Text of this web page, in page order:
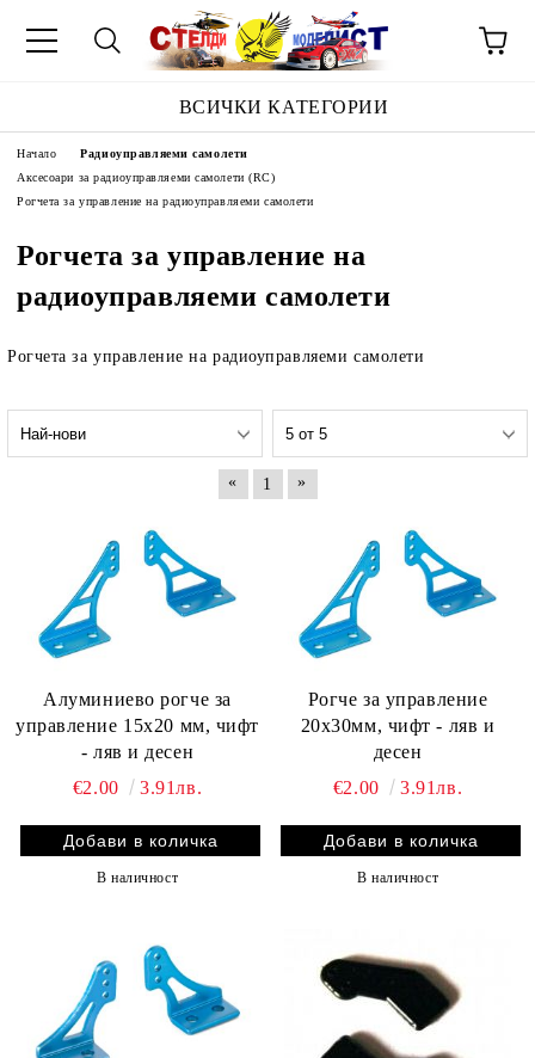
ВСИЧКИ КАТЕГОРИИ
Начало
Радиоуправляеми самолети
Аксесоари за радиоуправляеми самолети (RC)
Рогчета за управление на радиоуправляеми самолети
Рогчета за управление на
радиоуправляеми самолети
Рогчета за управление на радиоуправляеми самолети
« 1 »
Алуминиево рогче за
управление 15x20 мм, чифт
- ляв и десен
€2.00
3.91лв.
В наличност
Рогче за управление
20х30мм, чифт - ляв и
десен
€2.00
3.91лв.
В наличност